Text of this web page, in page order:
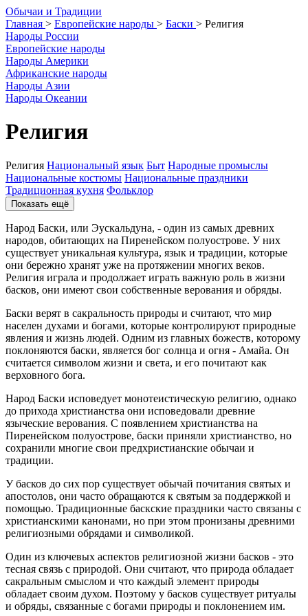
Обычаи и Традиции
Главная > Европейские народы > Баски > Религия
Народы России
Европейские народы
Народы Америки
Африканские народы
Народы Азии
Народы Океании
Религия
Религия Национальный язык Быт Народные промыслы
Национальные костюмы Национальные праздники
Традиционная кухня Фольклор
Показать ещё
Народ Баски, или Эускальдуна, - один из самых древних
народов, обитающих на Пиренейском полуострове. У них
существует уникальная культура, язык и традиции, которые
они бережно хранят уже на протяжении многих веков.
Религия играла и продолжает играть важную роль в жизни
басков, они имеют свои собственные верования и обряды.
Баски верят в сакральность природы и считают, что мир
населен духами и богами, которые контролируют природные
явления и жизнь людей. Одним из главных божеств, которому
поклоняются баски, является бог солнца и огня - Амайа. Он
считается символом жизни и света, и его почитают как
верховного бога.
Народ Баски исповедует монотеистическую религию, однако
до прихода христианства они исповедовали древние
языческие верования. С появлением христианства на
Пиренейском полуострове, баски приняли христианство, но
сохранили многие свои предхристианские обычаи и
традиции.
У басков до сих пор существует обычай почитания святых и
апостолов, они часто обращаются к святым за поддержкой и
помощью. Традиционные баскские праздники часто связаны с
христианскими канонами, но при этом пронизаны древними
религиозными обрядами и символикой.
Один из ключевых аспектов религиозной жизни басков - это
тесная связь с природой. Они считают, что природа обладает
сакральным смыслом и что каждый элемент природы
обладает своим духом. Поэтому у басков существует ритуалы
и обряды, связанные с богами природы и поклонением им.